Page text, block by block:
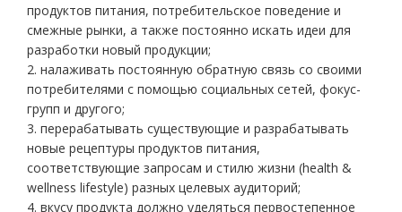
продуктов питания, потребительское поведение и
смежные рынки, а также постоянно искать идеи для
разработки новый продукции;
2. налаживать постоянную обратную связь со своими
потребителями с помощью социальных сетей, фокус-
групп и другого;
3. перерабатывать существующие и разрабатывать
новые рецептуры продуктов питания,
соответствующие запросам и стилю жизни (health &
wellness lifestyle) разных целевых аудиторий;
4. вкусу продукта должно уделяться первостепенное